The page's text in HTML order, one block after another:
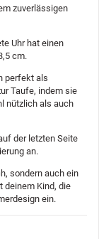
zuverlässigen
Uhr hat einen
cm.
perfekt als
Taufe, indem sie
nützlich als auch
der letzten Seite
an.
sondern auch ein
deinem Kind, die
ein.